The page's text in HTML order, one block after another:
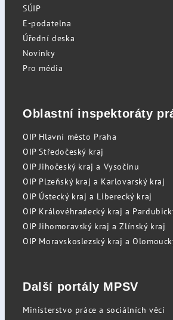
SÚIP
E-podatelna
Úřední deska
Novinky
Pro média
Oblastní inspektoráty
OIP Hlavní město Praha
OIP Středočeský kraj
OIP Jihočeský kraj a Vysočinu
OIP Plzeňský kraj a Karlovarský kraj
OIP Ústecký kraj a Liberecký kraj
OIP Královéhradecký kraj a
OIP Jihomoravský kraj a Zlínský kraj
OIP Moravskoslezský kraj a
Další portály MPSV
Ministerstvo práce a sociálních věcí